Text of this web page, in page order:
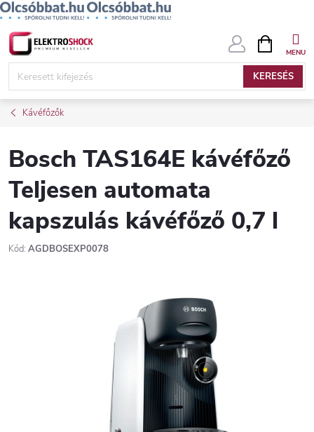
Ugrás
KERESÉS
KOSÁR
Kávéfőzők
Bosch TAS164E kávéfőző
Teljesen automata
kapszulás kávéfőző 0,7 l
Kód: AGDBOSEXP0078